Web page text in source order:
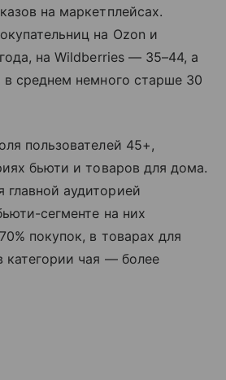
на маркетплейсах.
на Ozon и
на Wildberries — 35–44, а
в среднем немного старше 30
пользователей 45+,
бьюти и товаров для дома.
аудиторией
сегменте на них
покупок, в товарах для
чая — более